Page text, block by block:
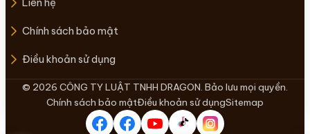
Liên hệ
Chính sách bảo mật
Điều khoản sử dụng
© 2026 CÔNG TY LUẬT TNHH DRAGON. Bảo lưu mọi quyền.
Chính sách bảo mậtĐiều khoản sử dụngSitemap